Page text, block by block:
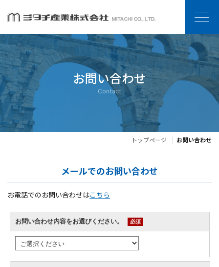
お問い合わせ
Contact
トップページ お問い合わせ
メールでのお問い合わせ
お電話でのお問い合わせはこちら
お問い合わせ内容をお選びください。 必須